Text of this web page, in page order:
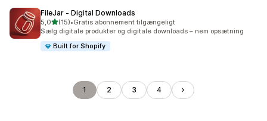
FileJar ‑ Digital Downloads
5,0ud af 5 stjerner
(15)
15 anmeldelser i alt
•Gratis abonnement tilgængeligt
Sælg digitale produkter og digitale downloads – nem opsætning
Built for Shopify
1 2 3 4